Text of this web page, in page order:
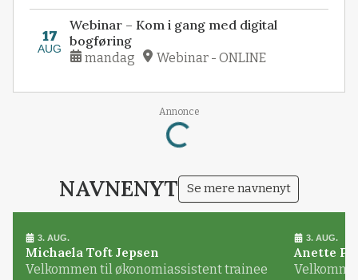
17
AUG
Webinar – Kom i gang med digital
bogføring
mandag Webinar - ONLINE
Annonce
Loading...
NAVNENYT Se mere navnenyt
3. AUG.
Michaela Toft Jepsen
Velkommen til økonomiassistent trainee
3. AUG.
Anette